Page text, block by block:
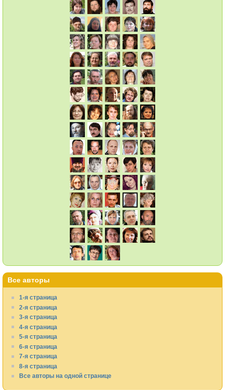
Все авторы
1-я страница
2-я страница
3-я страница
4-я страница
5-я страница
6-я страница
7-я страница
8-я страница
Все авторы на одной странице